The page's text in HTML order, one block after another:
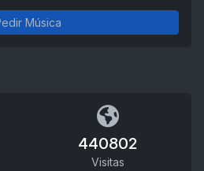
Música
440802
Visitas